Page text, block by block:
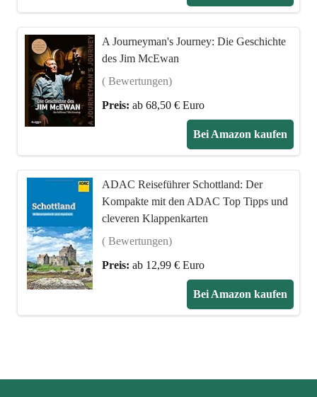
A Journeyman's Journey: Die Geschichte
des Jim McEwan
( Bewertungen)
Preis: ab 68,50 € Euro
Bei Amazon kaufen
ADAC Reiseführer Schottland: Der
Kompakte mit den ADAC Top Tipps und
cleveren Klappenkarten
( Bewertungen)
Preis: ab 12,99 € Euro
Bei Amazon kaufen